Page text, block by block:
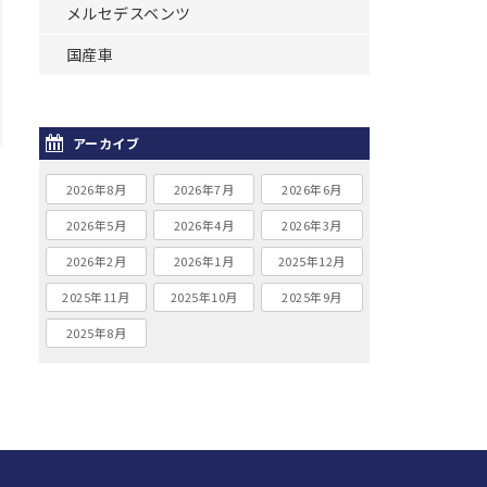
メルセデスベンツ
国産車
アーカイブ
2026年8月 2026年7月 2026年6月
2026年5月 2026年4月 2026年3月
2026年2月 2026年1月 2025年12月
2025年11月 2025年10月 2025年9月
2025年8月